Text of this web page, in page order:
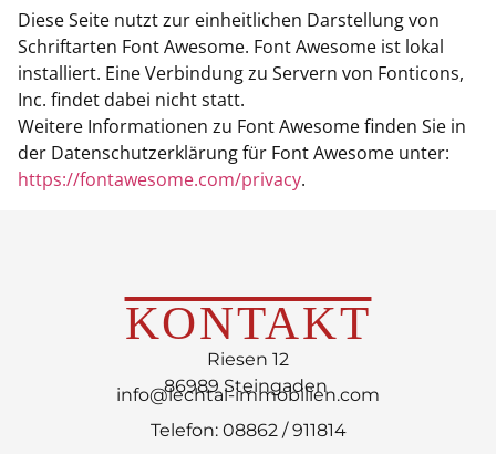
Diese Seite nutzt zur einheitlichen Darstellung von
Schriftarten Font Awesome. Font Awesome ist lokal
installiert. Eine Verbindung zu Servern von Fonticons,
Inc. findet dabei nicht statt.
Weitere Informationen zu Font Awesome finden Sie in
der Datenschutzerklärung für Font Awesome unter:
https://fontawesome.com/privacy.
KONTAKT
Riesen 12
86989 Steingaden
info@lechtal-immobilien.com
Telefon: 08862 / 911814